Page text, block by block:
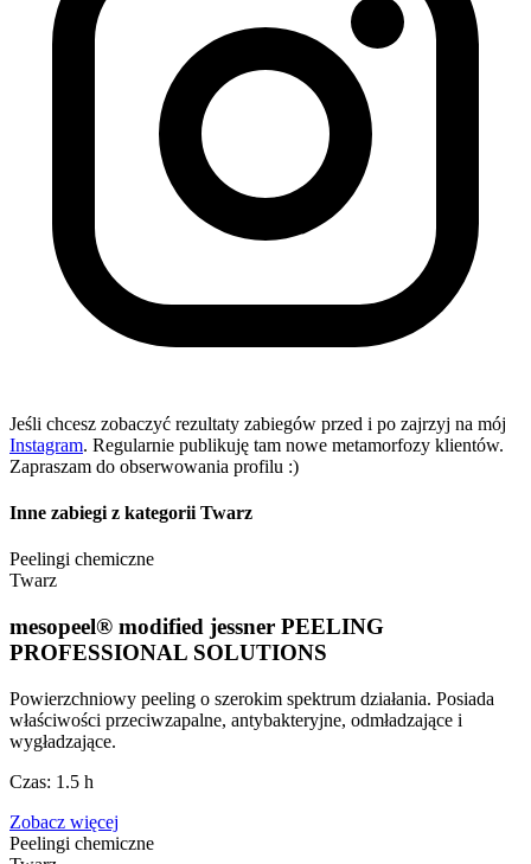
Jeśli chcesz zobaczyć rezultaty zabiegów przed i po zajrzyj na mój
Instagram. Regularnie publikuję tam nowe metamorfozy klientów.
Zapraszam do obserwowania profilu :)
Inne zabiegi z kategorii Twarz
Peelingi chemiczne
Twarz
mesopeel® modified jessner PEELING
PROFESSIONAL SOLUTIONS
Powierzchniowy peeling o szerokim spektrum działania. Posiada
właściwości przeciwzapalne, antybakteryjne, odmładzające i
wygładzające.
Czas: 1.5 h
Zobacz więcej
Peelingi chemiczne